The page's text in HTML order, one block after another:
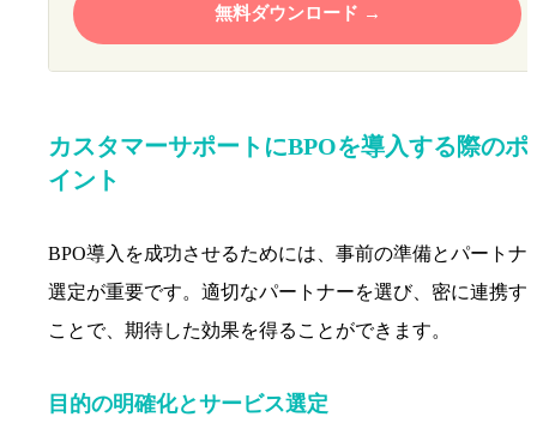
無料ダウンロード
カスタマーサポートにBPOを導入する際のポ
イント
BPO導入を成功させるためには、事前の準備とパートナ
選定が重要です。適切なパートナーを選び、密に連携す
ことで、期待した効果を得ることができます。
目的の明確化とサービス選定